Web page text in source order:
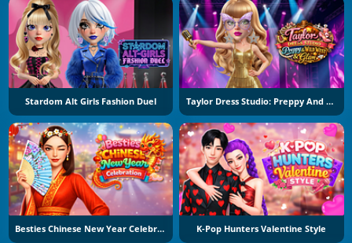
Stardom Alt Girls Fashion Duel Taylor Dress Studio: Preppy And Wild West Glam
Besties Chinese New Year Celebration K-Pop Hunters Valentine Style